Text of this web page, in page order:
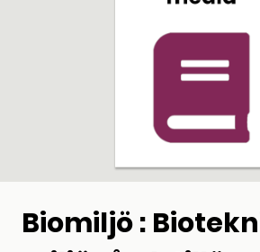
Biomiljö :